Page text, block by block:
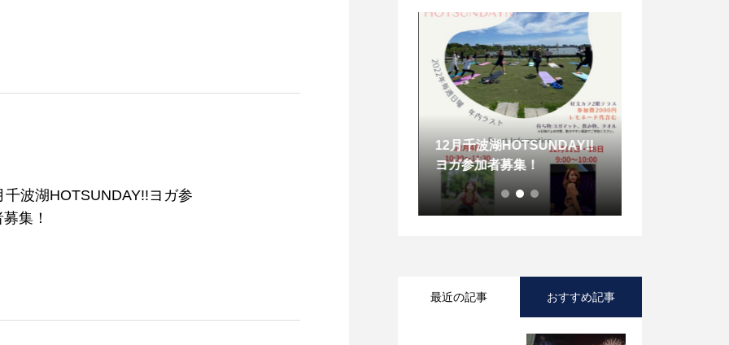
千波湖HOTSUNDAY!!ヨガ参
集！
12月千波湖HOTSUNDAY!!
ヨガ参加者募集！
最近の記事 おすすめ記事